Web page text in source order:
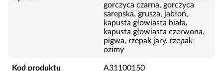
gorczyca czarna, gorczyca
sarepska, grusza, jabłoń,
kapusta głowiasta biała,
kapusta głowiasta czerwona,
pigwa, rzepak jary, rzepak
ozimy
Kod produktu A31100150